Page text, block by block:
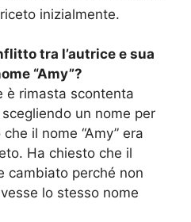
inizialmente.
tra l’autrice e sua
“Amy”?
è rimasta scontenta
un nome per
il nome “Amy” era
Ha chiesto che il
cambiato perché non
lo stesso nome